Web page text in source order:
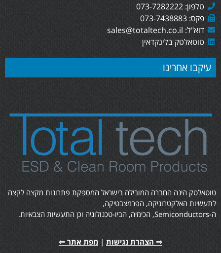
טלפון: 073-7282222
פקס: 073-7438883
דוא"ל: sales@totaltech.co.il
טוטאלטק בלינקדאין
עיקבו אחרינו
טוטאלטק הינה החברה המובילה בישראל המספקת פתרונות מקצה לקצה
לתעשיות האלקטרוניקה, הפרמצבטיקה,
ה-Semiconductors, הכימיה, הביו-טכנולוגיה וכן התעשיות הצבאיות.
⇒ הצהרת נגישות | מפת אתר ⇐